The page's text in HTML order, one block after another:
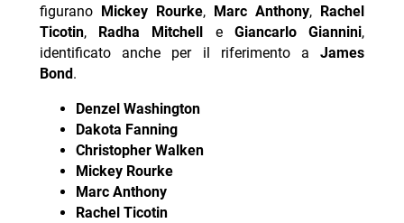
figurano Mickey Rourke, Marc Anthony, Rachel
Ticotin, Radha Mitchell e Giancarlo Giannini,
identificato anche per il riferimento aJames
Bond.
Denzel Washington
Dakota Fanning
Christopher Walken
Mickey Rourke
Marc Anthony
Rachel Ticotin